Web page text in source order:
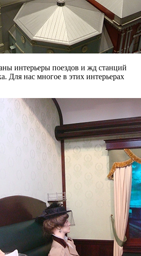
интерьеры поездов и жд станций
Для нас многое в этих интерьерах